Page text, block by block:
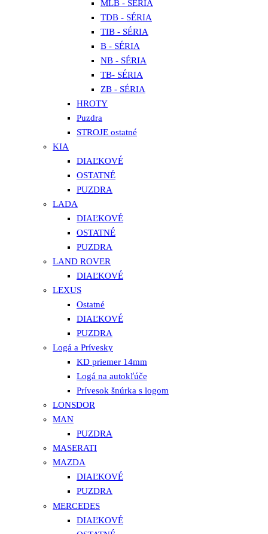
MLB - SÉRIA
TDB - SÉRIA
TIB - SÉRIA
B - SÉRIA
NB - SÉRIA
TB- SÉRIA
ZB - SÉRIA
HROTY
Puzdra
STROJE ostatné
KIA
DIAĽKOVÉ
OSTATNÉ
PUZDRA
LADA
DIAĽKOVÉ
OSTATNÉ
PUZDRA
LAND ROVER
DIAĽKOVÉ
LEXUS
Ostatné
DIAĽKOVÉ
PUZDRA
Logá a Prívesky
KD priemer 14mm
Logá na autokľúče
Prívesok šnúrka s logom
LONSDOR
MAN
PUZDRA
MASERATI
MAZDA
DIAĽKOVÉ
PUZDRA
MERCEDES
DIAĽKOVÉ